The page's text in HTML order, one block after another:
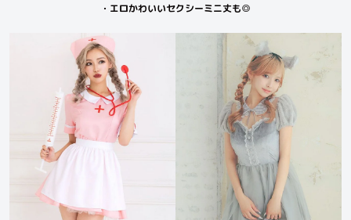
・エロかわいいセクシーミニ丈も◎